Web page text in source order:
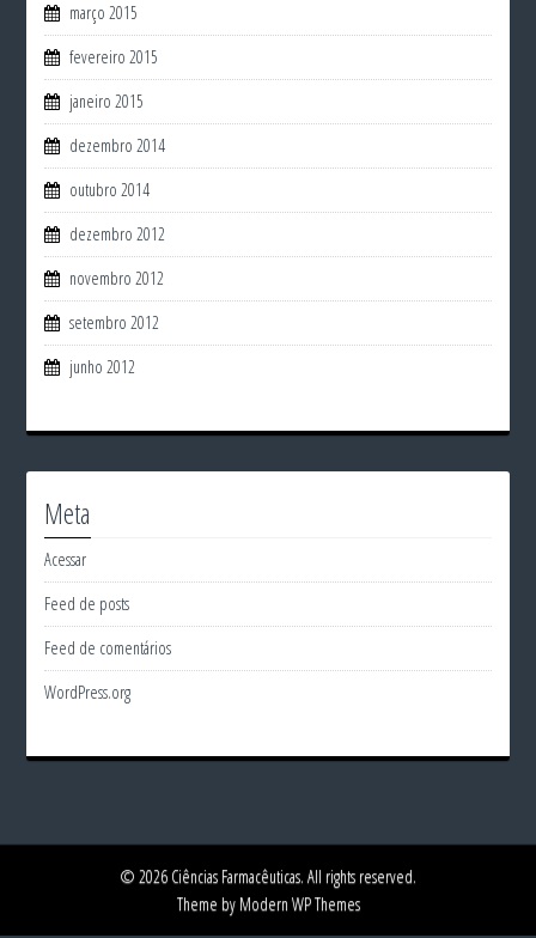
março 2015
fevereiro 2015
janeiro 2015
dezembro 2014
outubro 2014
dezembro 2012
novembro 2012
setembro 2012
junho 2012
Meta
Acessar
Feed de posts
Feed de comentários
WordPress.org
© 2026 Ciências Farmacêuticas. All rights reserved.
Theme by Modern WP Themes